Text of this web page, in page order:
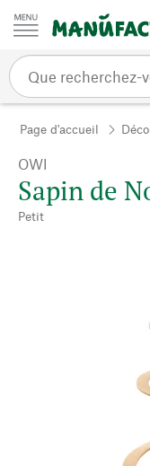
Passer au contenu
Page d'accueil
OWI
Sapin de
Petit